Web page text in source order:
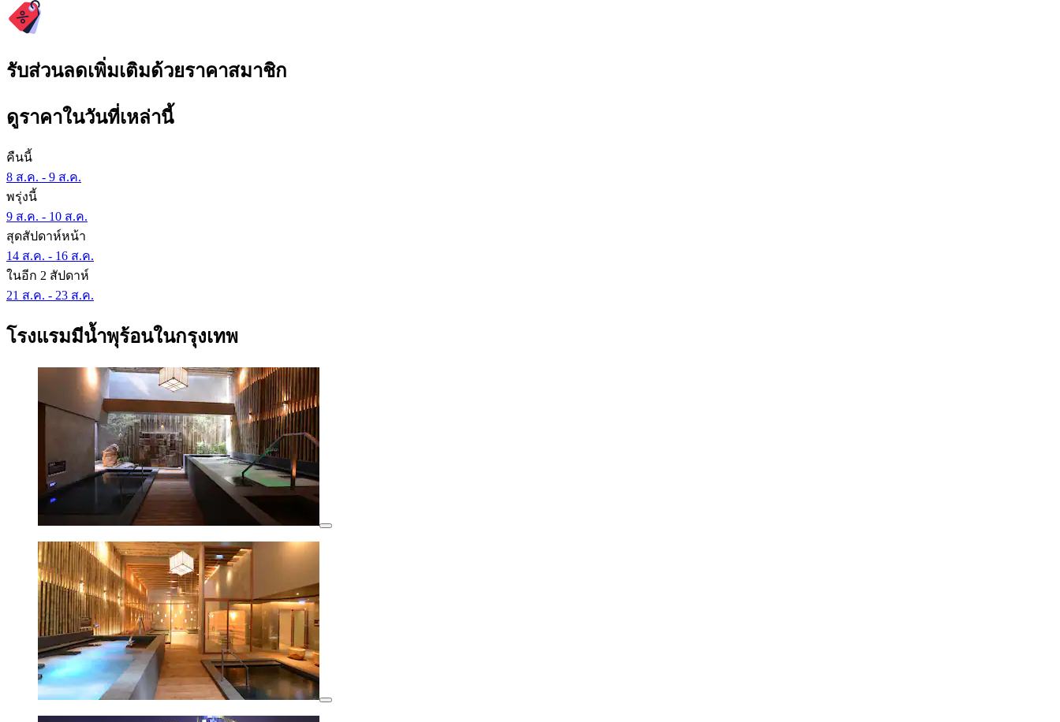
รับส่วนลดเพิ่มเติมด้วยราคาสมาชิก
ดูราคาในวันที่เหล่านี้
คืนนี้
8 ส.ค. - 9 ส.ค.
พรุ่งนี้
9 ส.ค. - 10 ส.ค.
สุดสัปดาห์หน้า
14 ส.ค. - 16 ส.ค.
ในอีก 2 สัปดาห์
21 ส.ค. - 23 ส.ค.
โรงแรมมีน้ำพุร้อนในกรุงเทพ